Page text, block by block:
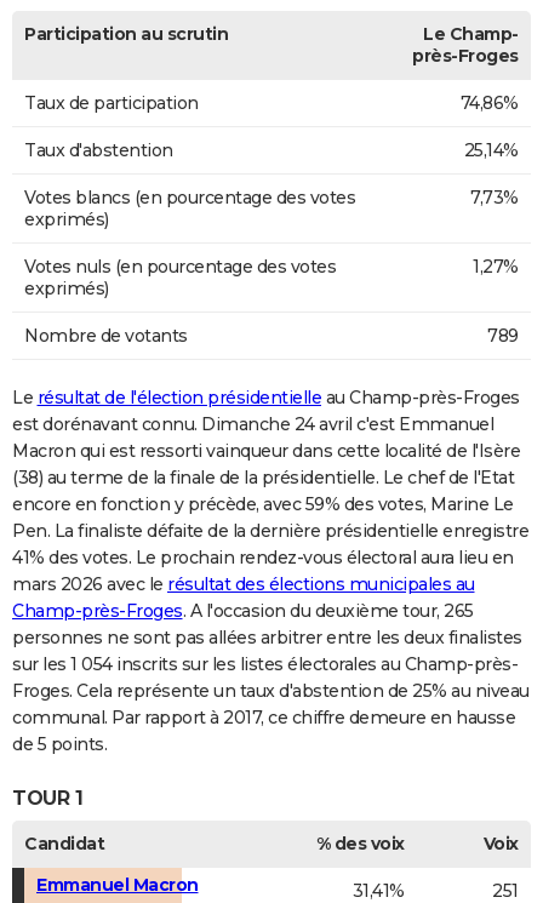
Participation au scrutin
Le Champ-
près-Froges
Taux de participation 74,86%
Taux d'abstention 25,14%
Votes blancs (en pourcentage des votes
exprimés)
7,73%
Votes nuls (en pourcentage des votes
exprimés)
1,27%
Nombre de votants 789
Le résultat de l'élection présidentielle au Champ-près-Froges
est dorénavant connu. Dimanche 24 avril c'est Emmanuel
Macron qui est ressorti vainqueur dans cette localité de l'Isère
(38) au terme de la finale de la présidentielle. Le chef de l'Etat
encore en fonction y précède, avec 59% des votes, Marine Le
Pen. La finaliste défaite de la dernière présidentielle enregistre
41% des votes. Le prochain rendez-vous électoral aura lieu en
mars 2026 avec le résultat des élections municipales au
Champ-près-Froges. A l'occasion du deuxième tour, 265
personnes ne sont pas allées arbitrer entre les deux finalistes
sur les 1 054 inscrits sur les listes électorales au Champ-près-
Froges. Cela représente un taux d'abstention de 25% au niveau
communal. Par rapport à 2017, ce chiffre demeure en hausse
de 5 points.
TOUR 1
Candidat % des voix
Voix
Emmanuel Macron
31,41% 251